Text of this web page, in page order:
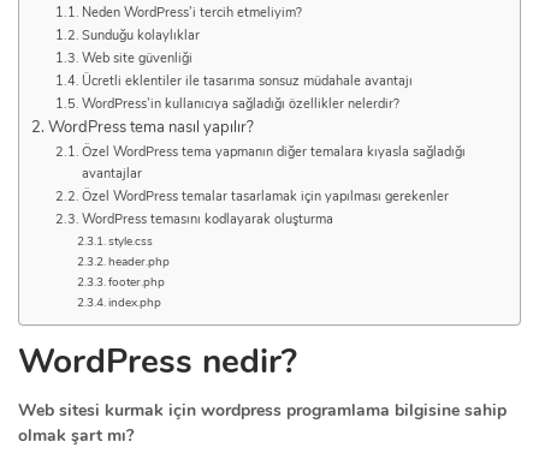
Neden WordPress’i tercih etmeliyim?
Sunduğu kolaylıklar
Web site güvenliği
Ücretli eklentiler ile tasarıma sonsuz müdahale avantajı
WordPress’in kullanıcıya sağladığı özellikler nelerdir?
WordPress tema nasıl yapılır?
Özel WordPress tema yapmanın diğer temalara kıyasla sağladığı
avantajlar
Özel WordPress temalar tasarlamak için yapılması gerekenler
WordPress temasını kodlayarak oluşturma
style.css
header.php
footer.php
index.php
WordPress nedir?
Web sitesi kurmak için wordpress programlama bilgisine sahip
olmak şart mı?